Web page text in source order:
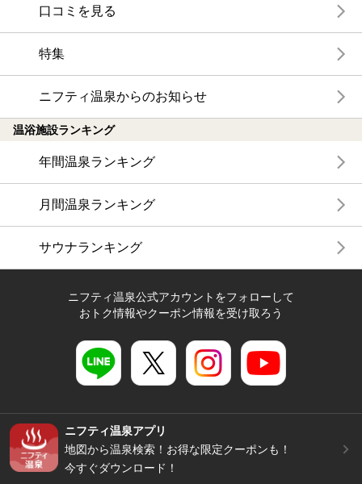
口コミを見る
特集
ニフティ温泉からのお知らせ
温浴施設ランキング
年間温泉ランキング
月間温泉ランキング
サウナランキング
ニフティ温泉公式アカウントをフォローして
おトク情報やクーポン情報を受け取ろう
ニフティ温泉アプリ
地図から温泉検索！お得な限定クーポンも！
今すぐダウンロード！